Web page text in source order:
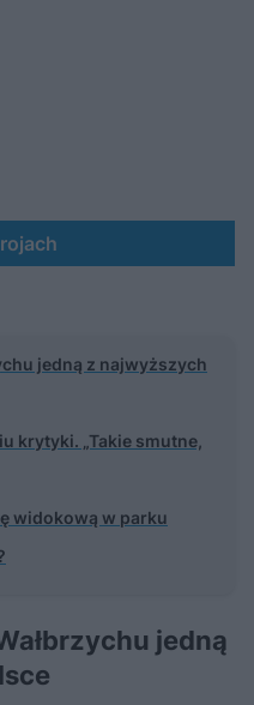
jedną z najwyższych
krytyki. „Takie smutne,
widokową w parku
jedną